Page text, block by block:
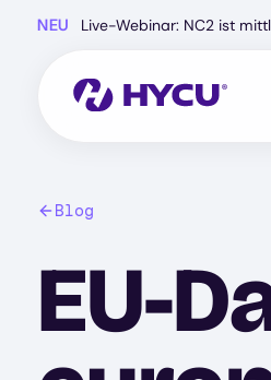
Hauptinhalt
NEU Live-Webinar: NC2 ist
Blog
EU-